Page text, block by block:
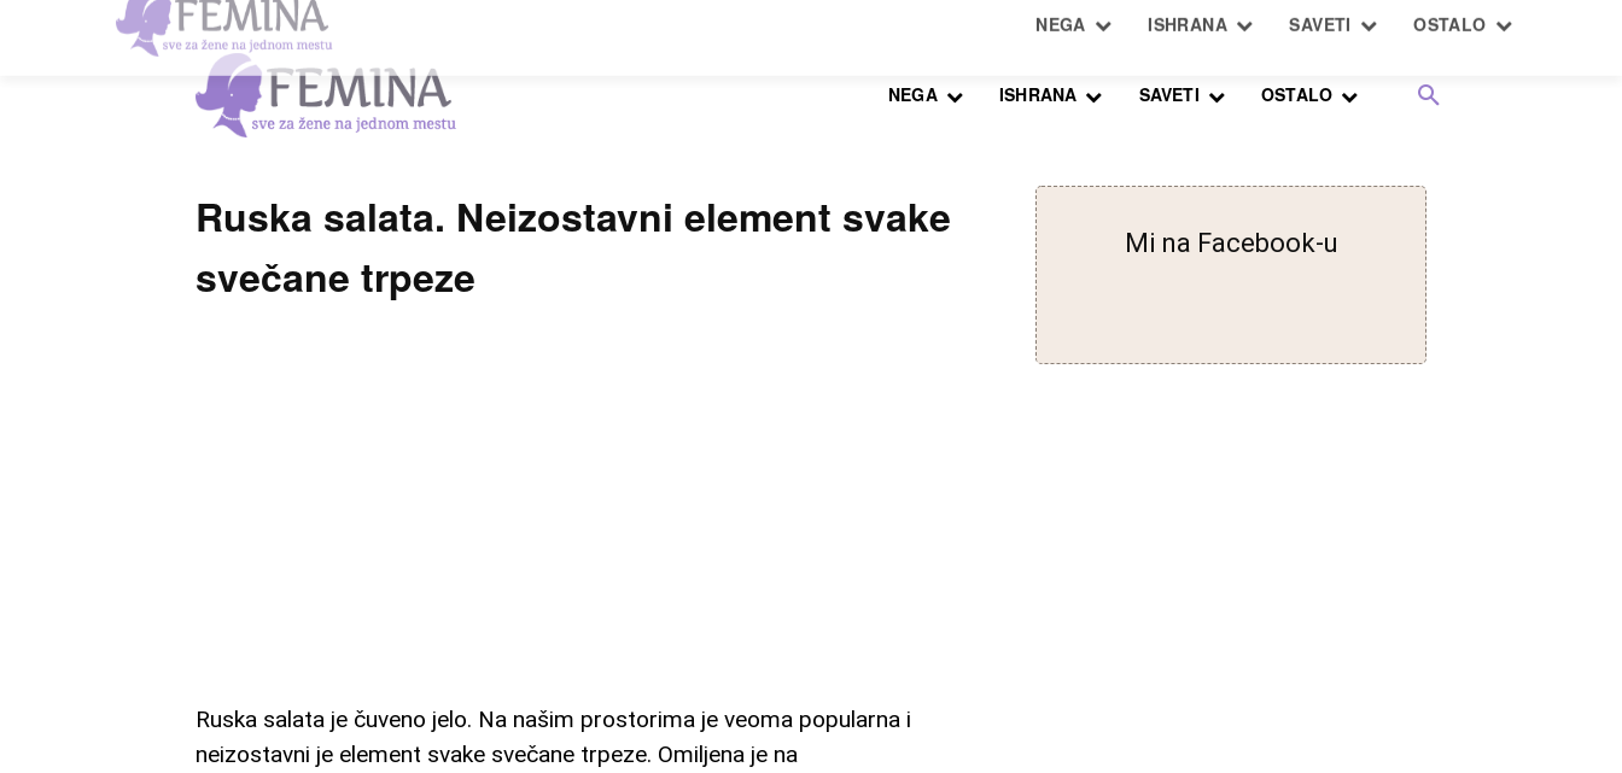
NEGA ISHRANA SAVETI OSTALO
Ruska salata. Neizostavni element svake
svečane trpeze
Ruska salata je čuveno jelo. Na našim prostorima je veoma popularna i
neizostavni je element svake svečane trpeze. Omiljena je na
Mi na Facebook-u